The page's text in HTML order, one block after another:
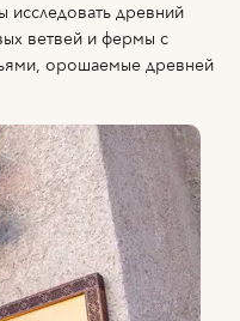
исследовать древний
ветвей и фермы с
орошаемые древней